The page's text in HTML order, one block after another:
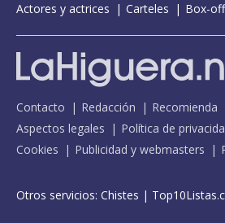
Actores y actrices
Carteles Box-
Contacto Redacción Recomienda
Aspectos legales
Política de
Cookies
Publicidad y webmasters
Otros servicios: Chistes |